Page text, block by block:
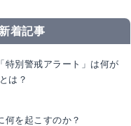
着記事
特別警戒アラート」は何が
は？
何を起こすのか？